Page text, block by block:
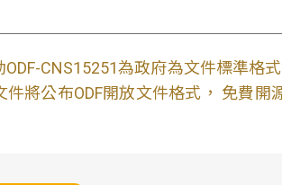
ODF-CNS15251為政府為文件標準格
將公布ODF開放文件格式， 免費